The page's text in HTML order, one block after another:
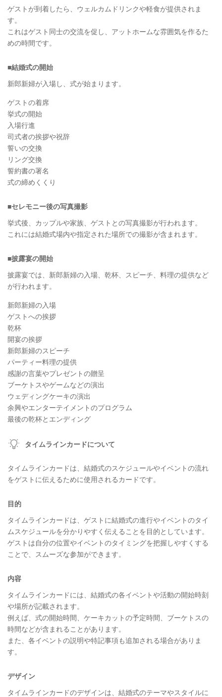
ゲストが到着したら、ウェルカムドリンクや軽食が提供されま
す。
これはゲスト同士の交流を促し、アットホームな雰囲気を作るた
めの時間です。
■結婚式の開始
新郎新婦が入場し、式が始まります。
ゲストの着席
挙式の開始
入場行進
司式者の挨拶や祝辞
誓いの交換
リング交換
誓約書の署名
式の締めくくり
■セレモニー後の写真撮影
挙式後、カップルや家族、ゲストとの写真撮影が行われます。
これには結婚式場内や指定された場所での撮影が含まれます。
■披露宴の開始
披露宴では、新郎新婦の入場、乾杯、スピーチ、料理の提供など
が行われます。
新郎新婦の入場
ゲストへの挨拶
乾杯
開宴の挨拶
新郎新婦のスピーチ
パーティー料理の提供
感謝の言葉やプレゼントの贈呈
ブーケトスやゲームなどの演出
ウェディングケーキの演出
余興やエンターテイメントのプログラム
最後の乾杯とエンディング
タイムラインカードについて
タイムラインカードは、結婚式のスケジュールやイベントの流れ
をゲストに伝えるために使用されるカードです。
目的
タイムラインカードは、ゲストに結婚式の進行やイベントのタイ
ムスケジュールを分かりやすく伝えることを目的としています。
ゲストは自分の位置やイベントのタイミングを把握しやすくする
ことで、スムーズな参加ができます。
内容
タイムラインカードには、結婚式の各イベントや活動の開始時刻
や場所が記載されます。
例えば、式の開始時間、ケーキカットの予定時間、ブーケトスの
時間などが含まれることがあります。
また、各イベントの説明や特記事項も追加される場合がありま
す。
デザイン
タイムラインカードのデザインは、結婚式のテーマやスタイルに